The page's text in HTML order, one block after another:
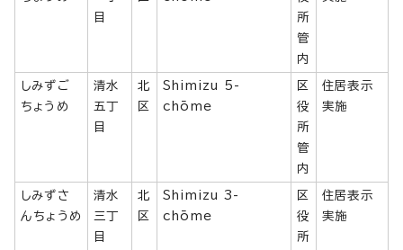
目
所
管
内
しみずご
ちょうめ
清水
五丁
目
北
区
Shimizu 5-
chōme
区
役
所
管
内
住居表示
実施
しみずさ
んちょうめ
清水
三丁
目
北
区
Shimizu 3-
chōme
区
役
所
住居表示
実施